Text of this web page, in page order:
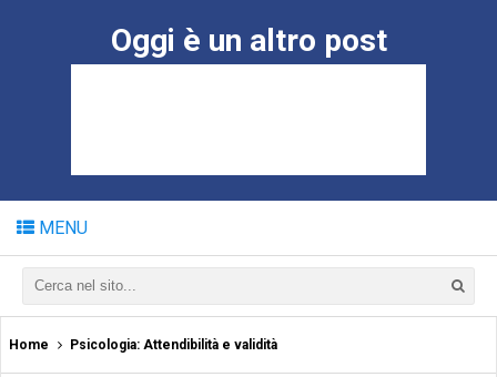
Oggi è un altro post
MENU
Home Psicologia: Attendibilità e validità